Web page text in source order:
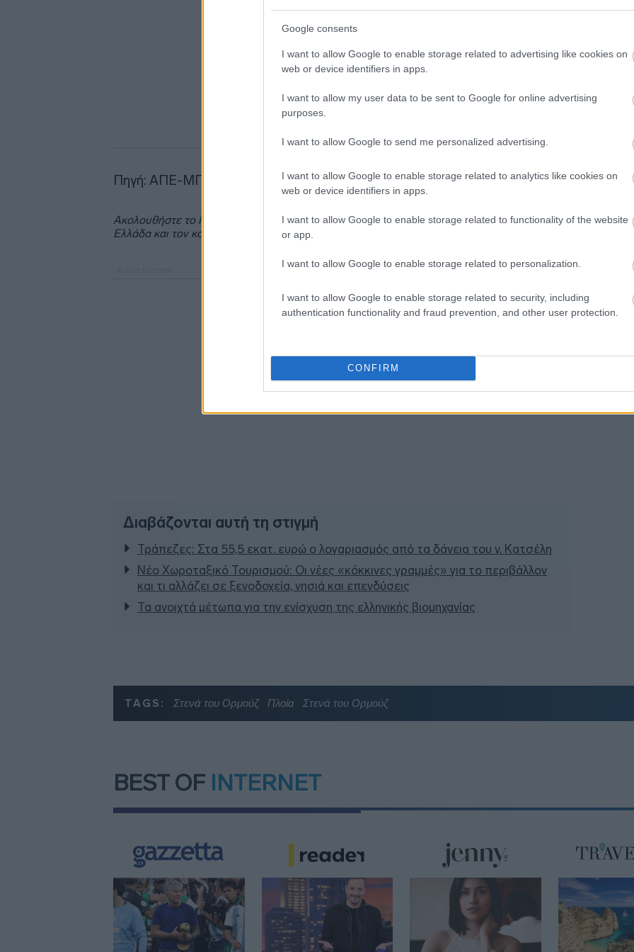
Google consents
I want to allow Google to enable storage related to advertising like cookies on
web or device identifiers in apps.
I want to allow my user data to be sent to Google for online advertising
purposes.
I want to allow Google to send me personalized advertising.
I want to allow Google to enable storage related to analytics like cookies on
web or device identifiers in apps.
I want to allow Google to enable storage related to functionality of the website
or app.
I want to allow Google to enable storage related to personalization.
I want to allow Google to enable storage related to security, including
authentication functionality and fraud prevention, and other user protection.
CONFIRM
Πηγή: ΑΠΕ-ΜΠΕ
Ακολουθήστε το insider.gr στο Google Newsκαι μάθετε πρώτοι όλες τιςειδήσειςαπό την
Ελλάδα και τον κόσμο.
Διαβάζονται αυτή τη στιγμή
Τράπεζες: Στα 55,5 εκατ. ευρώ ο λογαριασμός από τα δάνεια του ν. Κατσέλη
Νέο Χωροταξικό Τουρισμού: Οι νέες «κόκκινες γραμμές» για το περιβάλλον
και τι αλλάζει σε ξενοδοχεία, νησιά και επενδύσεις
Τα ανοιχτά μέτωπα για την ενίσχυση της ελληνικής βιομηχανίας
20:43
19:56
TAGS: Στενά του Ορμούζ Πλοία Στενά του Ορμούζ
BEST OF INTERNET